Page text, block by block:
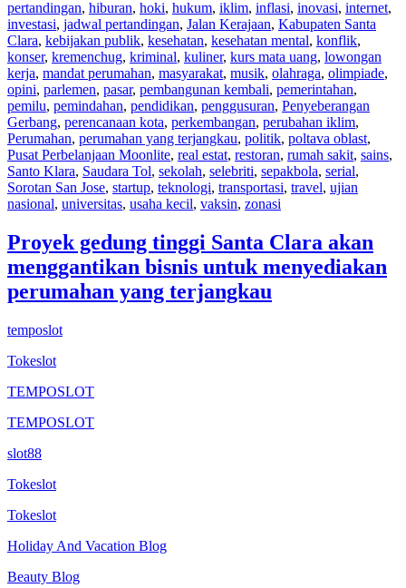
pertandingan, hiburan, hoki, hukum, iklim, inflasi, inovasi, internet,
investasi, jadwal pertandingan, Jalan Kerajaan, Kabupaten Santa
Clara, kebijakan publik, kesehatan, kesehatan mental, konflik,
konser, kremenchug, kriminal, kuliner, kurs mata uang, lowongan
kerja, mandat perumahan, masyarakat, musik, olahraga, olimpiade,
opini, parlemen, pasar, pembangunan kembali, pemerintahan,
pemilu, pemindahan, pendidikan, penggusuran, Penyeberangan
Gerbang, perencanaan kota, perkembangan, perubahan iklim,
Perumahan, perumahan yang terjangkau, politik, poltava oblast,
Pusat Perbelanjaan Moonlite, real estat, restoran, rumah sakit, sains,
Santo Klara, Saudara Tol, sekolah, selebriti, sepakbola, serial,
Sorotan San Jose, startup, teknologi, transportasi, travel, ujian
nasional, universitas, usaha kecil, vaksin, zonasi
Proyek gedung tinggi Santa Clara akan
menggantikan bisnis untuk menyediakan
perumahan yang terjangkau
temposlot
Tokeslot
TEMPOSLOT
TEMPOSLOT
slot88
Tokeslot
Tokeslot
Holiday And Vacation Blog
Beauty Blog